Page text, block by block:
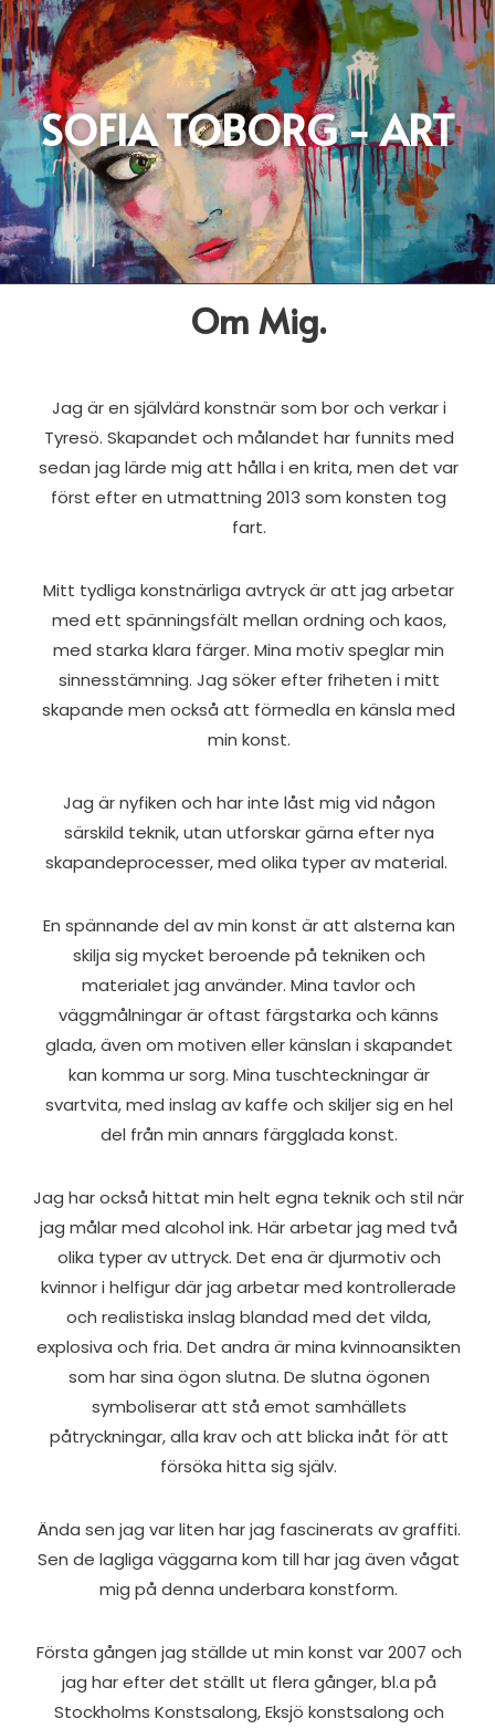
Hoppa
till
innehåll
SOFIA TOBORG - ART
Om Mig.
Jag är en självlärd konstnär som bor och verkar i
Tyresö. Skapandet och målandet har funnits med
sedan jag lärde mig att hålla i en krita, men det var
först efter en utmattning 2013 som konsten tog
fart.
Mitt tydliga konstnärliga avtryck är att jag arbetar
med ett spänningsfält mellan ordning och kaos,
med starka klara färger. Mina motiv speglar min
sinnesstämning. Jag söker efter friheten i mitt
skapande men också att förmedla en känsla med
min konst.
Jag är nyfiken och har inte låst mig vid någon
särskild teknik, utan utforskar gärna efter nya
skapandeprocesser, med olika typer av material.
En spännande del av min konst är att alsterna kan
skilja sig mycket beroende på tekniken och
materialet jag använder. Mina tavlor och
väggmålningar är oftast färgstarka och känns
glada, även om motiven eller känslan i skapandet
kan komma ur sorg. Mina tuschteckningar är
svartvita, med inslag av kaffe och skiljer sig en hel
del från min annars färgglada konst.
Jag har också hittat min helt egna teknik och stil när
jag målar med alcohol ink. Här arbetar jag med två
olika typer av uttryck. Det ena är djurmotiv och
kvinnor i helfigur där jag arbetar med kontrollerade
och realistiska inslag blandad med det vilda,
explosiva och fria. Det andra är mina kvinnoansikten
som har sina ögon slutna. De slutna ögonen
symboliserar att stå emot samhällets
påtryckningar, alla krav och att blicka inåt för att
försöka hitta sig själv.
Ända sen jag var liten har jag fascinerats av graffiti.
Sen de lagliga väggarna kom till har jag även vågat
mig på denna underbara konstform.
Första gången jag ställde ut min konst var 2007 och
jag har efter det ställt ut flera gånger, bl.a på
Stockholms Konstsalong, Eksjö konstsalong och